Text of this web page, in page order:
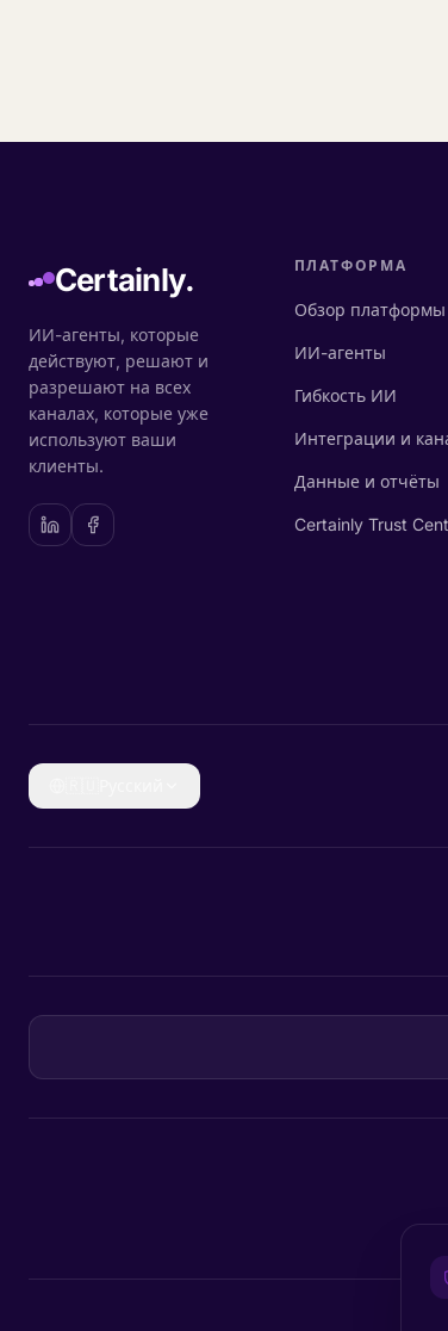
Certainly.
ИИ-агенты, которые
действуют, решают и
разрешают на всех
каналах, которые уже
используют ваши
клиенты.
ПЛАТФОРМА
Обзор платформы
ИИ-агенты
Гибкость ИИ
Интеграции и
Данные и отчёты
Certainly Trust